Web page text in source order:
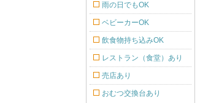
雨の日でもOK
ベビーカーOK
飲食物持ち込みOK
レストラン（食堂）あり
売店あり
おむつ交換台あり